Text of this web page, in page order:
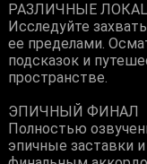
РАЗЛИЧНЫЕ
Исследуйте
ее пределами.
подсказок и
пространстве.
ЭПИЧНЫЙ ФИНАЛ
Полностью
эпичные заставки